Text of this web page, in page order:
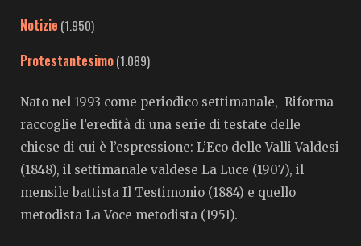
Notizie (1.950)
Protestantesimo(1.089)
Nato nel 1993 come periodico settimanale, Riforma
raccoglie l’eredità di una serie di testate delle
chiese di cui è l’espressione: L’Eco delle Valli Valdesi
(1848), il settimanale valdese La Luce (1907), il
mensile battista Il Testimonio (1884) e quello
metodista La Voce metodista (1951).